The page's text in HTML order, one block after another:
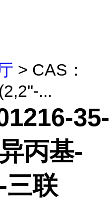
> CAS：
...
35-
丙基-
联